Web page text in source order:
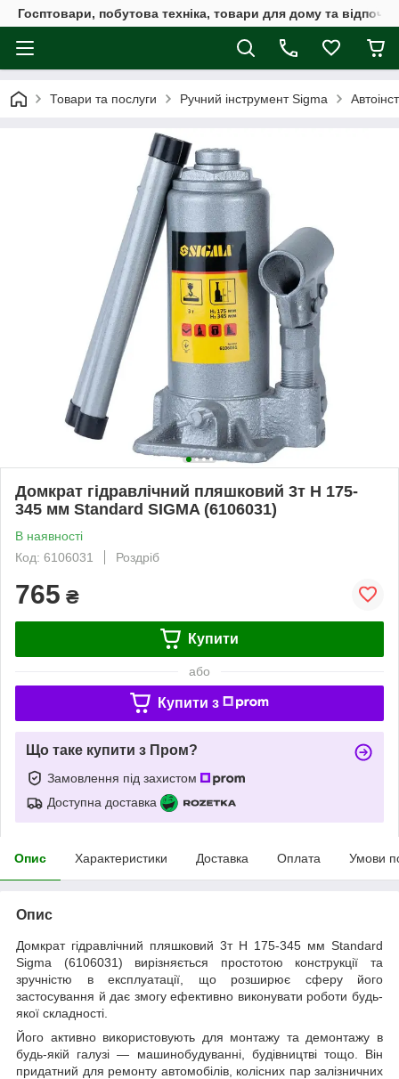
Госптовари, побутова техніка, товари для дому та
Товари та послуги Ручний інструмент Sigma
Домкрат гідравлічний пляшковий 3т H 175-
345 мм Standard SIGMA (6106031)
В наявності
Код: 6106031
Роздріб
765 ₴
Купити
або
Купити з
Що таке купити з Пром?
Замовлення під захистом
Доступна доставка
Опис Характеристики Доставка Оплата Умови
Опис
Домкрат гідравлічний пляшковий 3т H 175-345 мм Standard
Sigma (6106031) вирізняється простотою конструкції та
зручністю в експлуатації, що розширює сферу його
застосування й дає змогу ефективно виконувати роботи будь-
якої складності.
Його активно використовують для монтажу та демонтажу в
будь-якій галузі — машинобудуванні, будівництві тощо. Він
придатний для ремонту автомобілів, колісних пар залізничних